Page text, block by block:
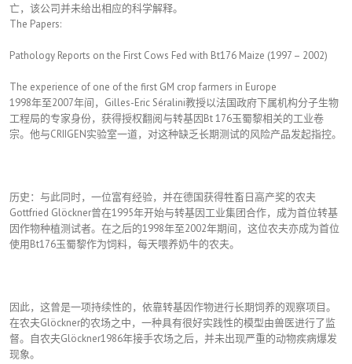
亡，该公司并未给出相应的科学解释。
The Papers:
Pathology Reports on the First Cows Fed with Bt176 Maize (1997 – 2002)
The experience of one of the first GM crop farmers in Europe
1998年至2007年间，Gilles-Eric Séralini教授以法国政府下属机构分子生物
工程局的专家身份，获得授权翻阅与转基因Bt 176玉蜀黎相关的工业卷
宗。他与CRIIGEN实验室一道，对这种缺乏长期测试的风险产品发起指控。
历史：与此同时，一位富有经验，并在德国获得牲畜日高产奖的农夫
Gottfried Glöckner曾在1995年开始与转基因工业集团合作，成为首位转基
因作物种植测试者。在之后的1998年至2002年期间，这位农夫亦成为首位
使用Bt176玉蜀黎作为饲料，每天喂养奶牛的农夫。
因此，这曾是一项持续性的，依靠转基因作物进行长期饲养的观察项目。
在农夫Glöckner的农场之中，一种具有很好实践性的模型由兽医进行了监
督。自农夫Glöckner1986年接手农场之后，并未出现严重的动物疾病爆发
现象。